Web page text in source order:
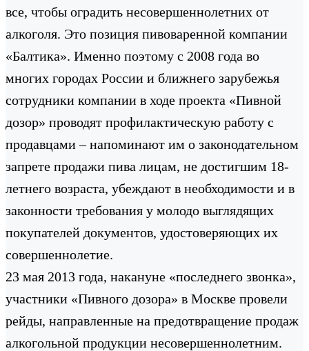
все, чтобы оградить несовершеннолетних от
алкоголя. Это позиция пивоваренной компании
«Балтика». Именно поэтому с 2008 года во
многих городах России и ближнего зарубежья
сотрудники компании в ходе проекта «Пивной
дозор» проводят профилактическую работу с
продавцами – напоминают им о законодательном
запрете продажи пива лицам, не достигшим 18-
летнего возраста, убеждают в необходимости и в
законности требования у молодо выглядящих
покупателей документов, удостоверяющих их
совершеннолетие.
23 мая 2013 года, накануне «последнего звонка»,
участники «Пивного дозора» в Москве провели
рейды, направленные на предотвращение продаж
алкогольной продукции несовершеннолетним.